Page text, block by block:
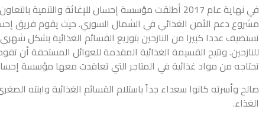
مشروع دعم الأمن الغذائي في الشمال السوري. حيث يقوم فريق
تحتاجه من مواد غذائية في المتاجر التي تعاقدت معها مؤسسة
صالح وأسرته كانوا سعداء جداً باستلام القسائم الغذائية وابنته
الغذاء.